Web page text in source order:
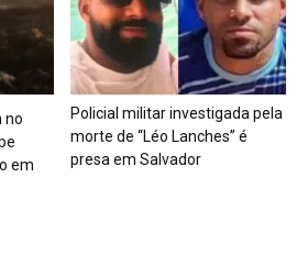
no
em
Policial militar investigada pela
morte de “Léo Lanches” é
presa em Salvador